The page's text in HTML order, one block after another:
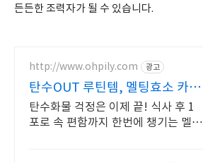
든든한 조력자가 될 수 있습니다.
http://www.ohpily.com 광고
탄수OUT 루틴템, 멜팅효소 카플
친 3천원 할인
탄수화물 걱정은 이제 끝! 식사 후 1
포로 속 편함까지 한번에 챙기는 멜팅